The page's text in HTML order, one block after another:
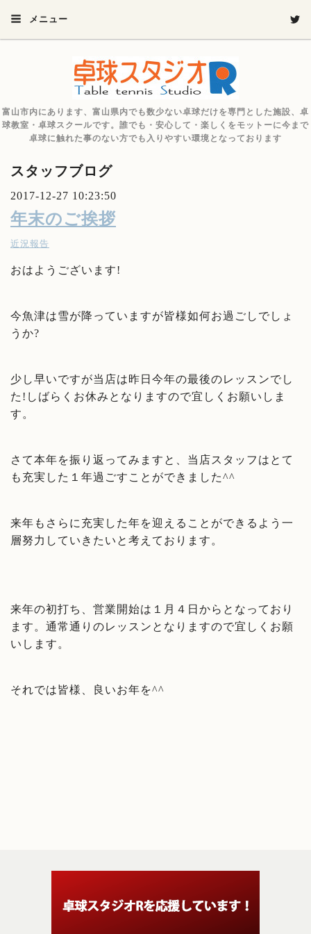
メニュー
富山市内にあります、富山県内でも数少ない卓球だけを専門とした施設、卓
球教室・卓球スクールです。誰でも・安心して・楽しくをモットーに今まで
卓球に触れた事のない方でも入りやすい環境となっております
スタッフブログ
2017-12-27 10:23:50
年末のご挨拶
近況報告
おはようございます!
今魚津は雪が降っていますが皆様如何お過ごしでしょ
うか?
少し早いですが当店は昨日今年の最後のレッスンでし
た!しばらくお休みとなりますので宜しくお願いしま
す。
さて本年を振り返ってみますと、当店スタッフはとて
も充実した１年過ごすことができました^^
来年もさらに充実した年を迎えることができるよう一
層努力していきたいと考えております。
来年の初打ち、営業開始は１月４日からとなっており
ます。通常通りのレッスンとなりますので宜しくお願
いします。
それでは皆様、良いお年を^^